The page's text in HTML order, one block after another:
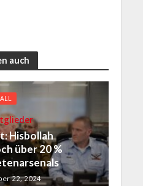
auch
ALL
Hisbollah
über 20 %
22, 2024